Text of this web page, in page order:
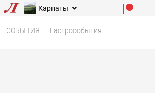
Карпаты
СОБЫТИЯ Гастрособытия